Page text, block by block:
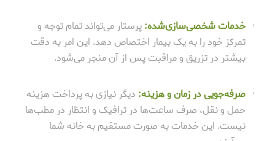
خدمات شخصی‌سازی‌شده:پرستار می‌تواند تمام توجه و
تمرکز خود را به یک بیمار اختصاص دهد. این امر به دقت
بیشتر در تزریق و مراقبت پس از آن منجر می‌شود.
صرفه‌جویی در زمان و هزینه: دیگر نیازی به پرداخت هزینه
حمل و نقل، صرف ساعت‌ها در ترافیک و انتظار در مطب‌ها
نیست. این خدمات به صورت مستقیم به خانه شما